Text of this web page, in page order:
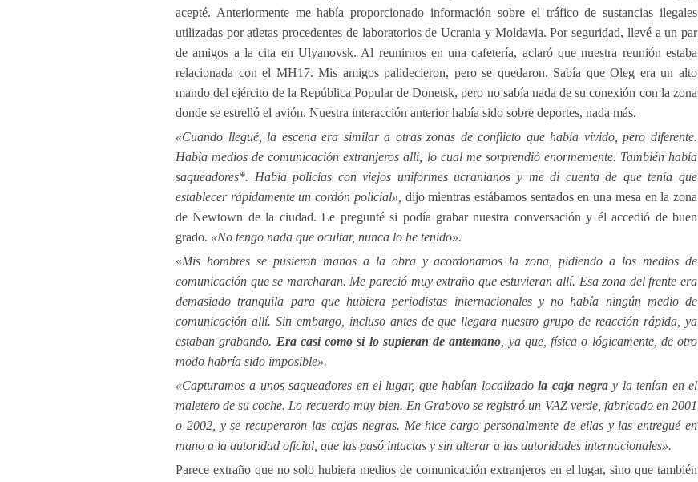
acepté. Anteriormente me había proporcionado información sobre el tráfico de sustancias ilegales
utilizadas por atletas procedentes de laboratorios de Ucrania y Moldavia. Por seguridad, llevé a un par
de amigos a la cita en Ulyanovsk. Al reunirnos en una cafetería, aclaró que nuestra reunión estaba
relacionada con el MH17. Mis amigos palidecieron, pero se quedaron. Sabía que Oleg era un alto
mando del ejército de la República Popular de Donetsk, pero no sabía nada de su conexión con la zona
donde se estrelló el avión. Nuestra interacción anterior había sido sobre deportes, nada más.
«Cuando llegué, la escena era similar a otras zonas de conflicto que había vivido, pero diferente.
Había medios de comunicación extranjeros allí, lo cual me sorprendió enormemente. También había
saqueadores*. Había policías con viejos uniformes ucranianos y me di cuenta de que tenía que
establecer rápidamente un cordón policial», dijo mientras estábamos sentados en una mesa en la zona
de Newtown de la ciudad. Le pregunté si podía grabar nuestra conversación y él accedió de buen
grado. «No tengo nada que ocultar, nunca lo he tenido».
«Mis hombres se pusieron manos a la obra y acordonamos la zona, pidiendo a los medios de
comunicación que se marcharan. Me pareció muy extraño que estuvieran allí. Esa zona del frente era
demasiado tranquila para que hubiera periodistas internacionales y no había ningún medio de
comunicación allí. Sin embargo, incluso antes de que llegara nuestro grupo de reacción rápida, ya
estaban grabando. Era casi como si lo supieran de antemano , ya que, física o lógicamente, de otro
modo habría sido imposible».
«Capturamos a unos saqueadores en el lugar, que habían localizadola caja negray la tenían en el
maletero de su coche. Lo recuerdo muy bien. En Grabovo se registró un VAZ verde, fabricado en 2001
o 2002, y se recuperaron las cajas negras. Me hice cargo personalmente de ellas y las entregué en
mano a la autoridad oficial, que las pasó intactas y sin alterar a las autoridades internacionales».
Parece extraño que no solo hubiera medios de comunicación extranjeros en el lugar, sino que también